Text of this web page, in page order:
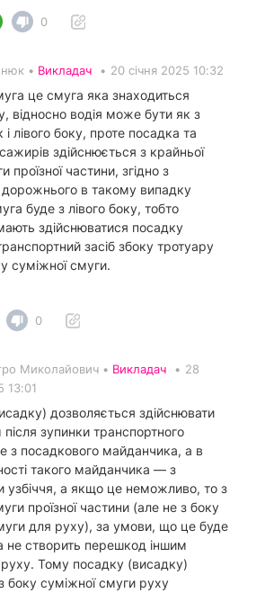
0
• Викладач • 20 січня 2025 10:32
це смуга яка знаходиться
відносно водія може бути як з
і лівого боку, проте посадка та
здійснюється з крайньої
проїзної частини, згідно з
в такому випадку
буде з лівого боку, тобто
здійснюватися посадку
засіб збоку тротуару
суміжної смуги.
0
Миколайович • Викладач • 28
13:01
дозволяється здійснювати
зупинки транспортного
з посадкового майданчика, а в
такого майданчика — з
узбіччя, а якщо це неможливо, то з
проїзної частини (але не з боку
для руху), за умови, що це буде
не створить перешкод іншим
Тому посадку (висадку)
боку суміжної смуги руху